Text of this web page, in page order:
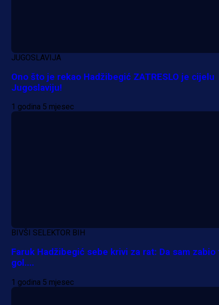
JUGOSLAVIJA
Ono što je rekao Hadžibegić ZATRESLO je cijelu
Jugoslaviju!
1 godina 5 mjesec
BIVŠI SELEKTOR BIH
Faruk Hadžibegić sebe krivi za rat: Da sam zabio
gol....
1 godina 5 mjesec